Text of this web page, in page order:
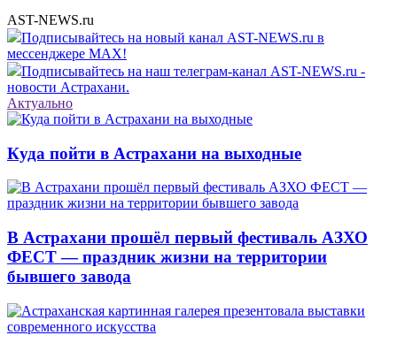
AST-NEWS.ru
Подписывайтесь на новый канал AST-NEWS.ru в
мессенджере MAX!
Подписывайтесь на наш телеграм-канал AST-NEWS.ru -
новости Астрахани.
Актуально
Куда пойти в Астрахани на выходные
В Астрахани прошёл первый фестиваль АЗХО
ФЕСТ — праздник жизни на территории
бывшего завода